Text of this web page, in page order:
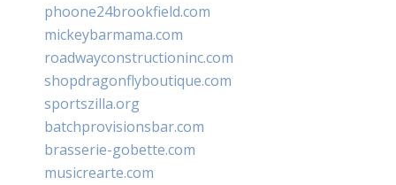
phoone24brookfield.com
mickeybarmama.com
roadwayconstructioninc.com
shopdragonflyboutique.com
sportszilla.org
batchprovisionsbar.com
brasserie-gobette.com
musicrearte.com